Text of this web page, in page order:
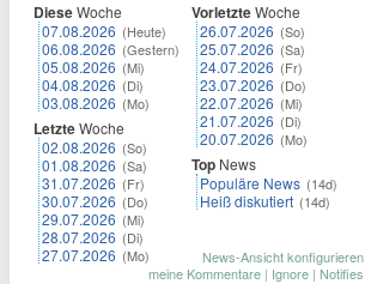
DieseWoche
07.08.2026 (Heute)
06.08.2026 (Gestern)
05.08.2026 (Mi)
04.08.2026 (Di)
03.08.2026 (Mo)
LetzteWoche
02.08.2026 (So)
01.08.2026 (Sa)
31.07.2026 (Fr)
30.07.2026 (Do)
29.07.2026 (Mi)
28.07.2026 (Di)
27.07.2026 (Mo)
VorletzteWoche
26.07.2026 (So)
25.07.2026 (Sa)
24.07.2026 (Fr)
23.07.2026 (Do)
22.07.2026 (Mi)
21.07.2026 (Di)
20.07.2026 (Mo)
Top News
Populäre News (14d)
Heiß diskutiert (14d)
News-Ansicht konfigurieren
meine Kommentare | Ignore | Notifies